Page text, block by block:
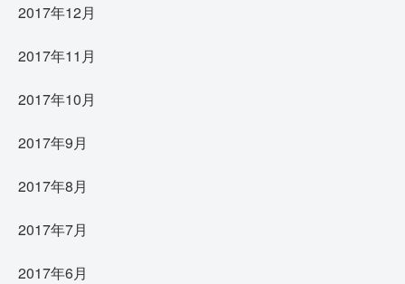
2017年12月
2017年11月
2017年10月
2017年9月
2017年8月
2017年7月
2017年6月